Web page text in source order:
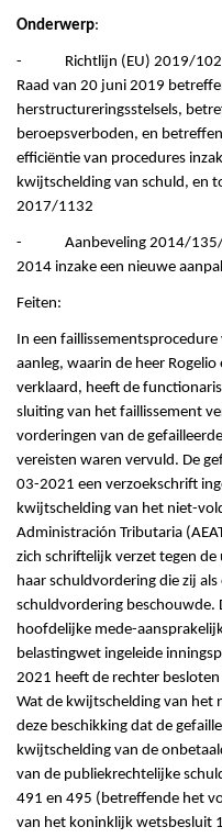
Onderwerp:
- Richtlijn (EU) 2019/1023
Raad van 20 juni 2019
herstructureringsstelsels,
beroepsverboden, en
efficiëntie van procedures
kwijtschelding van schuld, en
2017/1132
- Aanbeveling 2014/135/
2014 inzake een nieuwe
Feiten:
In een
aanleg, waarin de heer
verklaard, heeft de
sluiting van het faillissement
vorderingen van de
vereisten waren vervuld. De
03-2021 een verzoekschrift
kwijtschelding van het niet-
Administración Tributaria
zich schriftelijk verzet tegen
haar schuldvordering die zij
schuldvordering beschouwde.
hoofdelijke mede-
belastingwet ingeleide
2021 heeft de rechter
Wat de kwijtschelding van het
deze beschikking dat de
kwijtschelding van de
van de publiekrechtelijke
491 en 495 (betreffende het
van het koninklijk wetsbesluit